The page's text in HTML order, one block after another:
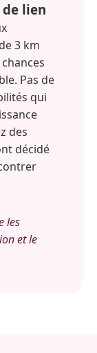
lien
3 km
Pas de
qui
des
décidé
les
et le